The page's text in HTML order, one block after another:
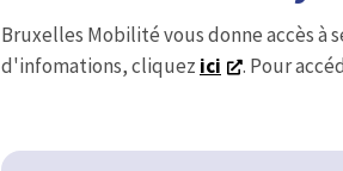
Bruxelles Mobilité vous donne accès à
d'infomations, cliquez ici . Pour